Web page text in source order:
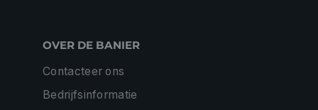
OVER DE BANIER
Contacteer ons
Bedrijfsinformatie